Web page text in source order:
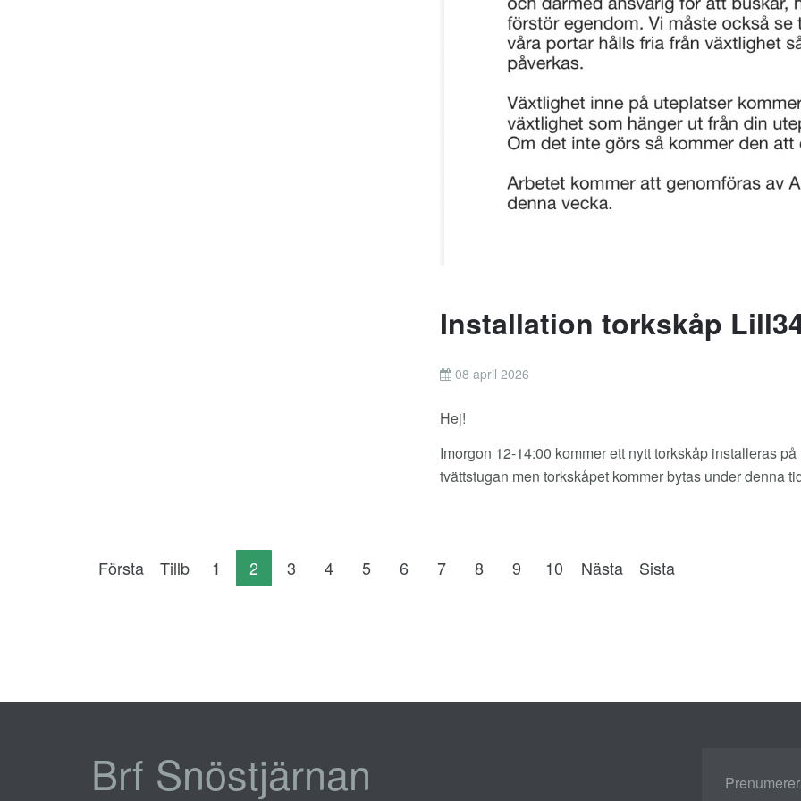
Installation torkskåp
08 april 2026
Hej!
Imorgon 12-14:00 kommer ett nytt torkskåp installeras
tvättstugan men torkskåpet kommer bytas under denna
Första Tillb 1 2 3 4 5 6 7 8 9 10 Nästa Sista
Brf Snöstjärnan